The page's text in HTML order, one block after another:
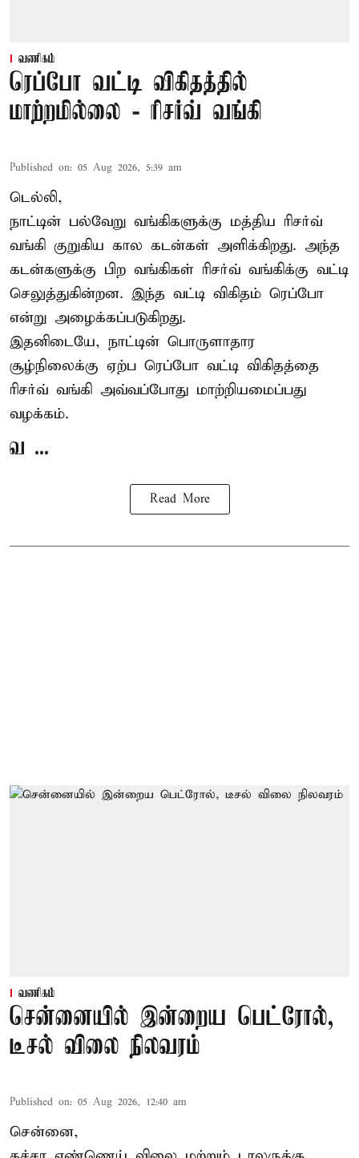
வணிகம்
ரெப்போ வட்டி விகிதத்தில்
மாற்றமில்லை - ரிசர்வ் வங்கி
Published on: 05 Aug 2026, 5:39 am
டெல்லி,
நாட்டின் பல்வேறு வங்கிகளுக்கு மத்திய ரிசர்வ்
வங்கி குறுகிய கால கடன்கள் அளிக்கிறது. அந்த
கடன்களுக்கு பிற வங்கிகள் ரிசர்வ் வங்கிக்கு வட்டி
செலுத்துகின்றன. இந்த வட்டி விகிதம் ரெப்போ
என்று அழைக்கப்படுகிறது.
இதனிடையே, நாட்டின் பொருளாதார
சூழ்நிலைக்கு ஏற்ப ரெப்போ வட்டி விகிதத்தை
ரிசர்வ் வங்கி அவ்வப்போது மாற்றியமைப்பது
வழக்கம்.
வ ...
Read More
வணிகம்
சென்னையில் இன்றைய பெட்ரோல்,
டீசல் விலை நிலவரம்
Published on: 05 Aug 2026, 12:40 am
சென்னை,